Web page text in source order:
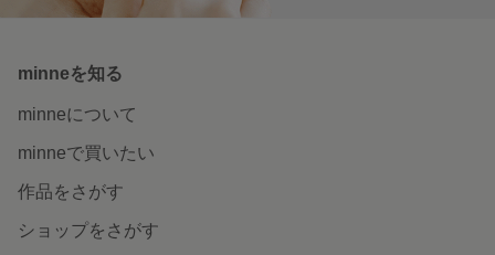
minneを知る
minneについて
minneで買いたい
作品をさがす
ショップをさがす